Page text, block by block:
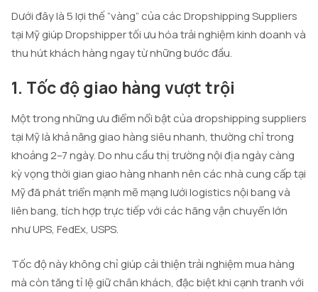
Dưới đây là 5 lợi thế “vàng” của các Dropshipping Suppliers
tại Mỹ giúp Dropshipper tối ưu hóa trải nghiệm kinh doanh và
thu hút khách hàng ngay từ những bước đầu.
1. Tốc độ giao hàng vượt trội
Một trong những ưu điểm nổi bật của dropshipping suppliers
tại Mỹ là khả năng giao hàng siêu nhanh, thường chỉ trong
khoảng 2–7 ngày. Do nhu cầu thị trường nội địa ngày càng
kỳ vọng thời gian giao hàng nhanh nên các nhà cung cấp tại
Mỹ đã phát triển mạnh mẽ mạng lưới logistics nội bang và
liên bang, tích hợp trực tiếp với các hãng vận chuyển lớn
như UPS, FedEx, USPS.
Tốc độ này không chỉ giúp cải thiện trải nghiệm mua hàng
mà còn tăng tỉ lệ giữ chân khách, đặc biệt khi cạnh tranh với